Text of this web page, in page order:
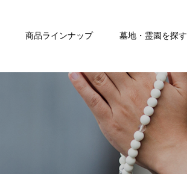
商品ラインナップ 墓地・霊園を探す